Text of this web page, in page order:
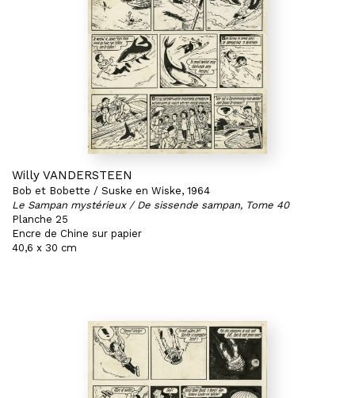
Willy VANDERSTEEN
Bob et Bobette / Suske en Wiske, 1964
Le Sampan mystérieux / De sissende sampan, Tome 40
Planche 25
Encre de Chine sur papier
40,6 x 30 cm